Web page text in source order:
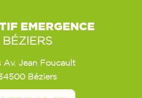
EMERGENCE
BÉZIERS
Av. Jean Foucault
Béziers